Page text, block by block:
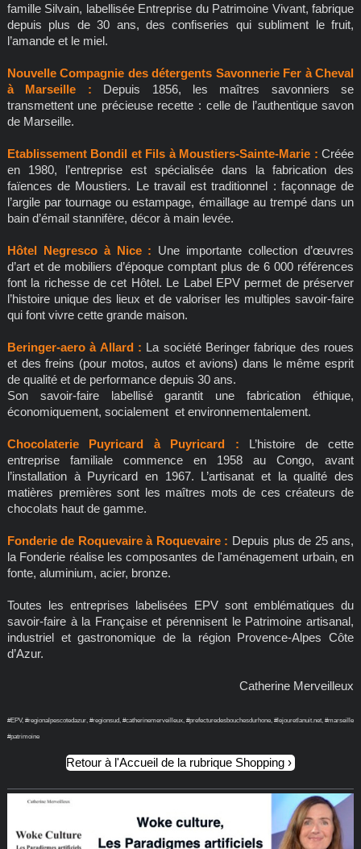
famille Silvain, labellisée Entreprise du Patrimoine Vivant, fabrique
depuis plus de 30 ans, des confiseries qui subliment le fruit,
l’amande et le miel.
Nouvelle Compagnie des détergents Savonnerie Fer à Cheval
à Marseille : Depuis 1856, les maîtres savonniers se
transmettent une précieuse recette : celle de l’authentique savon
de Marseille.
Etablissement Bondil et Fils à Moustiers-Sainte-Marie : Créée
en 1980, l’entreprise est spécialisée dans la fabrication des
faïences de Moustiers. Le travail est traditionnel : façonnage de
l’argile par tournage ou estampage, émaillage au trempé dans un
bain d’émail stannifère, décor à main levée.
Hôtel Negresco à Nice : Une importante collection d’œuvres
d’art et de mobiliers d’époque comptant plus de 6 000 références
font la richesse de cet Hôtel. Le Label EPV permet de préserver
l’histoire unique des lieux et de valoriser les multiples savoir-faire
qui font vivre cette grande maison.
Beringer-aero à Allard : La société Beringer fabrique des roues
et des freins (pour motos, autos et avions) dans le même esprit
de qualité et de performance depuis 30 ans.
Son savoir-faire labellisé garantit une fabrication éthique,
économiquement, socialement et environnementalement.
Chocolaterie Puyricard à Puyricard : L’histoire de cette
entreprise familiale commence en 1958 au Congo, avant
l’installation à Puyricard en 1967. L’artisanat et la qualité des
matières premières sont les maîtres mots de ces créateurs de
chocolats haut de gamme.
Fonderie de Roquevaire à Roquevaire : Depuis plus de 25 ans,
la Fonderie réalise les composantes de l'aménagement urbain, en
fonte, aluminium, acier, bronze.
Toutes les entreprises labelisées EPV sont emblématiques du
savoir-faire à la Française et pérennisent le Patrimoine artisanal,
industriel et gastronomique de la région Provence-Alpes Côte
d’Azur.
Catherine Merveilleux
#EPV, #regionalpescotedazur, #regionsud, #catherinemerveilleux, #prefecturedesbouchesdurhone, #lejouretlanuit.net, #marseille
#patrimoine
Retour à l'Accueil de la rubrique Shopping